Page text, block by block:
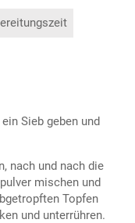
Sieb geben und
nach und nach die
mischen und
Topfen
und unterrühren.